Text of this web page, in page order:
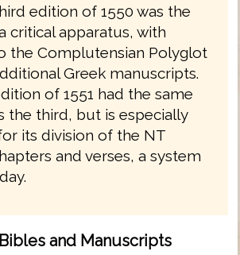
edition of 1550 was the
critical apparatus, with
the Complutensian Polyglot
Greek manuscripts.
of 1551 had the same
the third, but is especially
its division of the NT
and verses, a system
and Manuscripts